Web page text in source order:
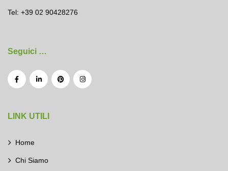
Tel: +39 02 90428276
Seguici …
LINK UTILI
Home
Chi Siamo